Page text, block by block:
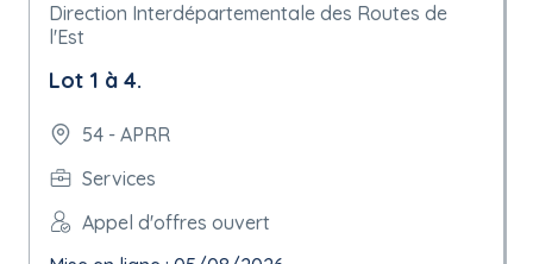
Direction Interdépartementale des Routes de
l'Est
Lot 1 à 4.
54 - APRR
Services
Appel d'offres ouvert